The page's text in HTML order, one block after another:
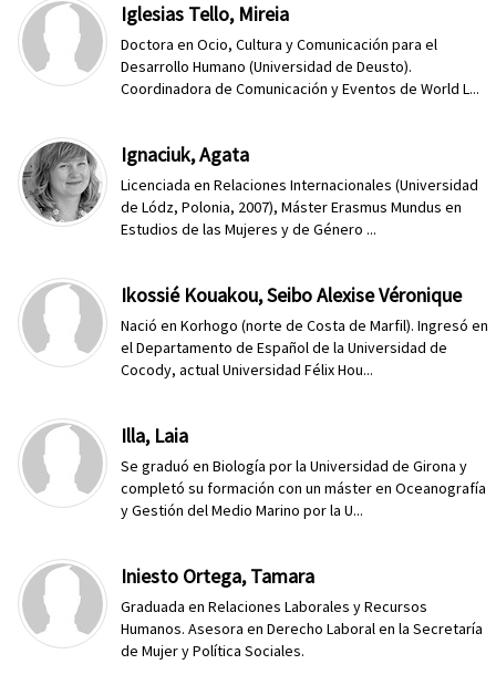
Iglesias Tello, Mireia
Doctora en Ocio, Cultura y Comunicación para el
Desarrollo Humano (Universidad de Deusto).
Coordinadora de Comunicación y Eventos de World L...
Ignaciuk, Agata
Licenciada en Relaciones Internacionales (Universidad
de Lódz, Polonia, 2007), Máster Erasmus Mundus en
Estudios de las Mujeres y de Género ...
Ikossié Kouakou, Seibo Alexise Véronique
Nació en Korhogo (norte de Costa de Marfil). Ingresó en
el Departamento de Español de la Universidad de
Cocody, actual Universidad Félix Hou...
Illa, Laia
Se graduó en Biología por la Universidad de Girona y
completó su formación con un máster en Oceanografía
y Gestión del Medio Marino por la U...
Iniesto Ortega, Tamara
Graduada en Relaciones Laborales y Recursos
Humanos. Asesora en Derecho Laboral en la Secretaría
de Mujer y Política Sociales.